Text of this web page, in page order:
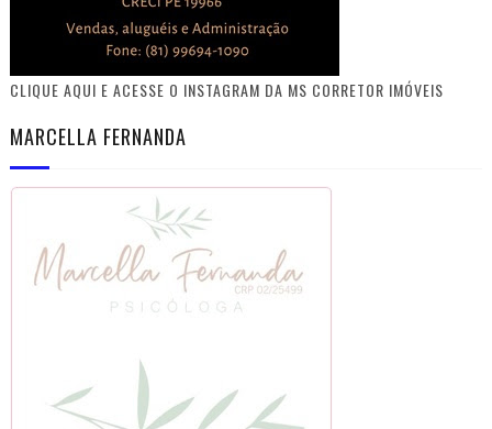
CLIQUE AQUI E ACESSE O INSTAGRAM DA MS CORRETOR IMÓVEIS
MARCELLA FERNANDA